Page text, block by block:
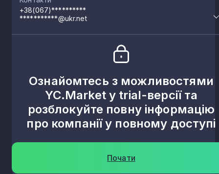
+38(067)**********
***********@ukr.net
Ознайомтесь з можливостями
YC.Market у trial-версії та
розблокуйте повну інформацію
про компанії у повному доступі
Почати